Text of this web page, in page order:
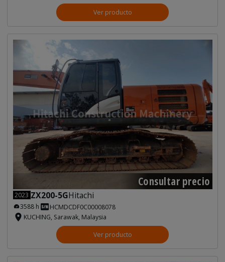
Ver producto
Consultar precio
2023 ZX200-5GHitachi
3588 h
HCMDCDF0C00008078
KUCHING, Sarawak, Malaysia
Ver producto